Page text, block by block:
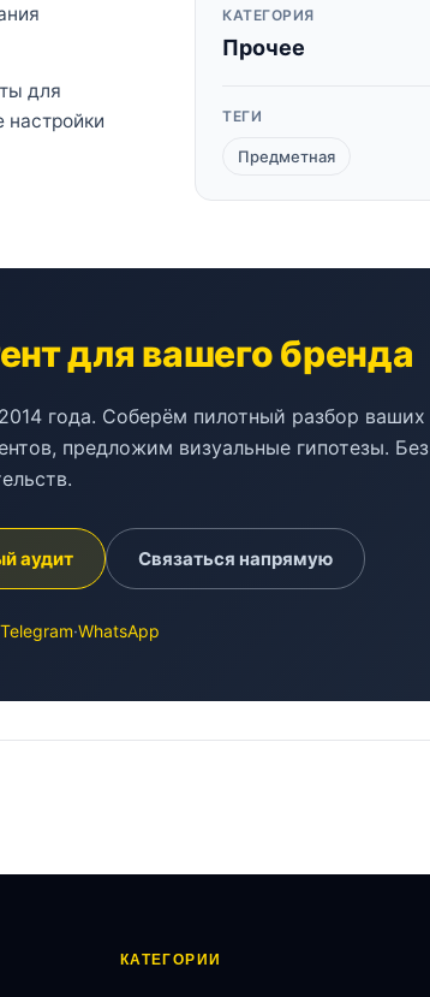
для
настройки
КАТЕГОРИЯ
Прочее
ТЕГИ
Предметная
для вашего бренда
года. Соберём пилотный разбор ваших
предложим визуальные гипотезы. Без
аудит Связаться напрямую
Telegram·WhatsApp
КАТЕГОРИИ